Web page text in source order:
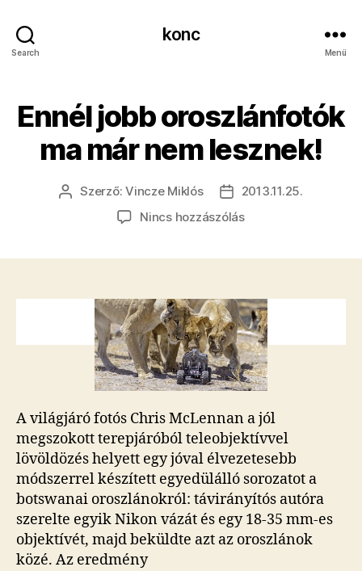
Search
konc
Menü
​Ennél jobb oroszlánfotók
ma már nem lesznek!
Bejegyzés
Szerző:Vincze Miklós
Bejegyzés
dátuma
2013.11.25.
Nincs hozzászólása(z)
ma
már
nem
lesznek!
bejegyzéshez
A világjáró fotós Chris McLennan a jól
megszokott terepjáróból teleobjektívvel
lövöldözés helyett egy jóval élvezetesebb
módszerrel készített egyedülálló sorozatot a
botswanai oroszlánokról: távirányítós autóra
szerelte egyik Nikon vázát és egy 18-35 mm-es
objektívét, majd beküldte azt az oroszlánok
közé. Az eredmény